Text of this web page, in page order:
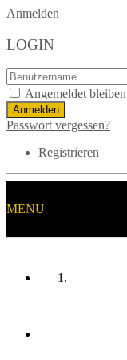
Anmelden
LOGIN
Angemeldet bleiben
Passwort vergessen?
Registrieren
MENU